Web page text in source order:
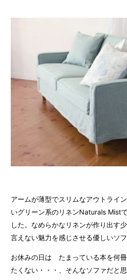
アームが薄型でスリムなアウトラ
いグリーン系のリネンNaturals Mist
した。なめらかなリネンが作り出す
言えない魅力を感じさせる優しいソフ
お休みの日は たまっている本を何
たくない・・・、そんなソファだと思